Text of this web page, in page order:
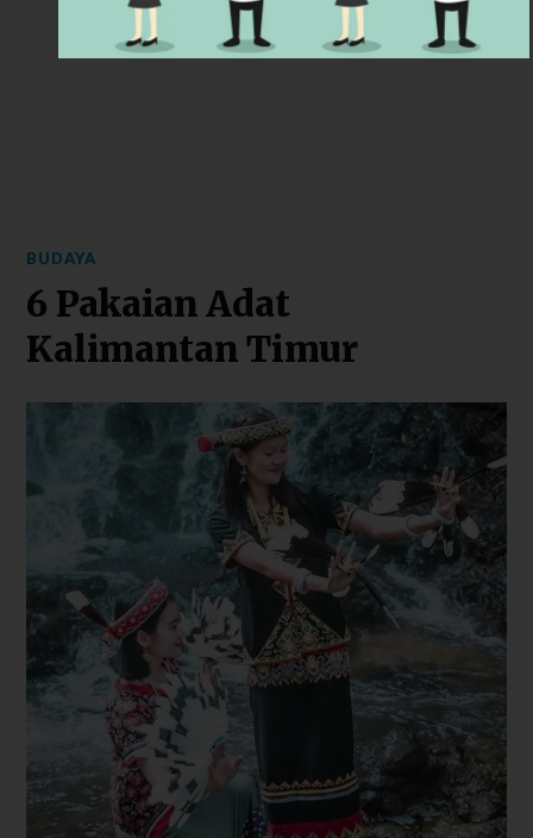
BUDAYA
6 Pakaian Adat
Kalimantan Timur